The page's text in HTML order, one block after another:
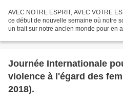
AVEC NOTRE ESPRIT, AVEC VOTRE
ce début de nouvelle semaine où notre
un trait sur notre ancien monde pour en
Journée Internationale
violence à l'égard des
2018).